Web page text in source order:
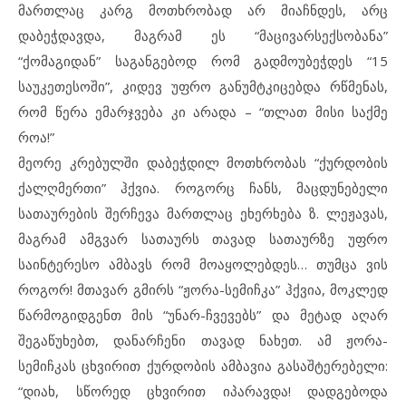
მართლაც კარგ მოთხრობად არ მიაჩნდეს, არც
დაბეჭდავდა, მაგრამ ეს “მაცივარსექსობანა”
“ქომაგიდან” საგანგებოდ რომ გადმოუბეჭდეს “15
საუკეთესოში”, კიდევ უფრო განუმტკიცებდა რწმენას,
რომ წერა ემარჯვება კი არადა – “თლათ მისი საქმე
როა!”
მეორე კრებულში დაბეჭდილ მოთხრობას “ქურდობის
ქალღმერთი” ჰქვია. როგორც ჩანს, მაცდუნებელი
სათაურების შერჩევა მართლაც ეხერხება ზ. ლეჟავას,
მაგრამ ამგვარ სათაურს თავად სათაურზე უფრო
საინტერესო ამბავს რომ მოაყოლებდეს… თუმცა ვის
როგორ! მთავარ გმირს “ჟორა-სემიჩკა” ჰქვია, მოკლედ
წარმოგიდგენთ მის “უნარ-ჩვევებს” და მეტად აღარ
შეგაწუხებთ, დანარჩენი თავად ნახეთ. ამ ჟორა-
სემიჩკას ცხვირით ქურდობის ამბავია გასაშტერებელი:
“დიახ, სწორედ ცხვირით იპარავდა! დადგებოდა